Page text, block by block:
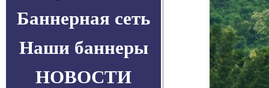
Баннерная сеть
Наши баннеры
НОВОСТИ